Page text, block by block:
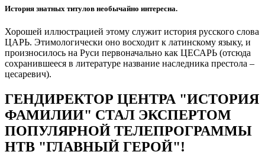
История знатных титулов необычайно интересна.
Хорошей иллюстрацией этому служит история русского слова
ЦАРЬ. Этимологически оно восходит к латинскому языку, и
произносилось на Руси первоначально как ЦЕСАРЬ (отсюда
сохранившееся в литературе название наследника престола –
цесаревич).
ГЕНДИРЕКТОР ЦЕНТРА "ИСТОРИЯ
ФАМИЛИИ" СТАЛ ЭКСПЕРТОМ
ПОПУЛЯРНОЙ ТЕЛЕПРОГРАММЫ
НТВ "ГЛАВНЫЙ ГЕРОЙ"!